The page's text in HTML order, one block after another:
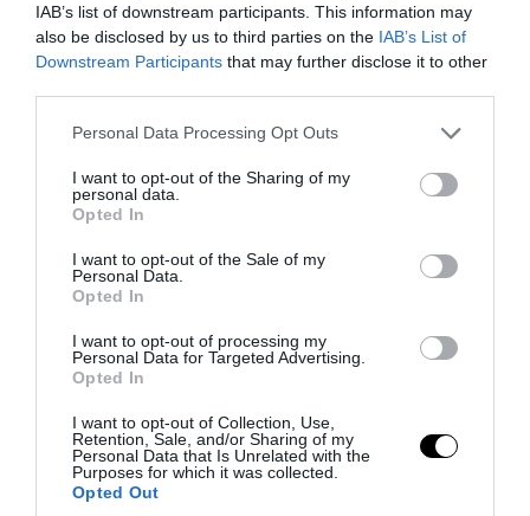
IAB’s list of downstream participants. This information may
also be disclosed by us to third parties on the IAB’s List of
Downstream Participants that may further disclose it to other
Please note that this website/app uses one or more Google
not limited to your visit or usage behaviour. You may click to
grant or deny consent to Google and its third-party tags to
use your data for below specified purposes in below Google
consent section.
Personal Data Processing Opt Outs
I want to opt-out of the Sharing of my
personal data.
Opted In
I want to opt-out of the Sale of my
Personal Data.
Opted In
I want to opt-out of processing my
Personal Data for Targeted Advertising.
Opted In
I want to opt-out of Collection, Use,
Retention, Sale, and/or Sharing of my
Personal Data that Is Unrelated with the
Purposes for which it was collected.
Opted Out
Νέα στοιχεία για τον θάνατο του
Ν.Μαραντόνα: ««Δεν θέλω τίποτα –
Τελείωσε»
07.08.2026 | 16:19